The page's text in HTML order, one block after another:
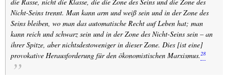
Nicht-Seins trennt. Man kann arm und weiß sein und in der Zone des
Seins bleiben, wo man das automatische Recht auf Leben hat; man
kann reich und schwarz sein und in der Zone des Nicht-Seins sein – an
ihrer Spitze, aber nichtsdestoweniger in dieser Zone. Dies [ist eine]
provokative Herausforderung für den ökonomistischen Marxismus. 28